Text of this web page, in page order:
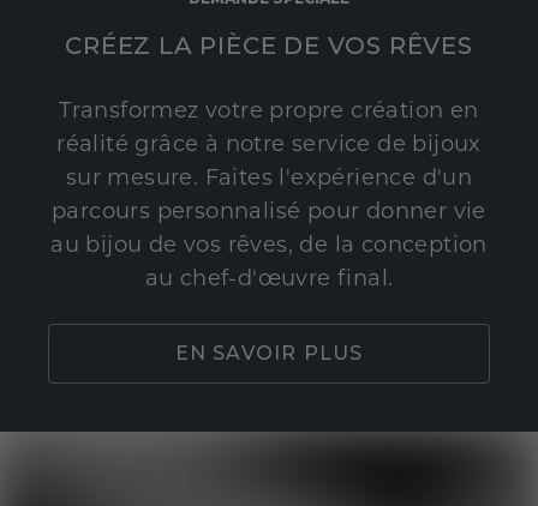
CRÉEZ LA PIÈCE DE VOS RÊVES
Transformez votre propre création en
réalité grâce à notre service de bijoux
sur mesure. Faites l'expérience d'un
parcours personnalisé pour donner vie
au bijou de vos rêves, de la conception
au chef-d'œuvre final.
EN SAVOIR PLUS